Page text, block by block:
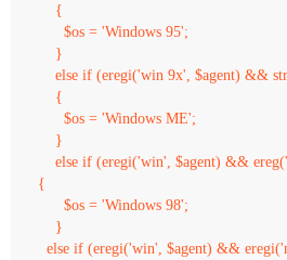
    {
      $os = 'Windows 95';
    }
else if (eregi('win 9x', $agent) &&
    {
      $os = 'Windows ME';
    }
else if (eregi('win', $agent) &&
{
      $os = 'Windows 98';
    }
else if (eregi('win', $agent) &&